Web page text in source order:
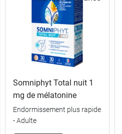
Somniphyt Total nuit 1
mg de mélatonine
Endormissement plus rapide
- Adulte